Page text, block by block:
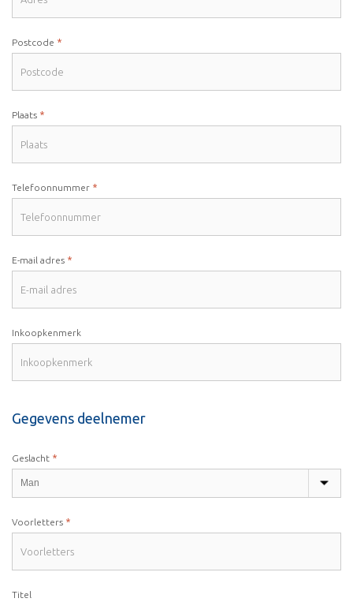
Postcode *
Plaats *
Telefoonnummer *
E-mail adres *
Inkoopkenmerk
Gegevens deelnemer
Geslacht *
Voorletters *
Titel